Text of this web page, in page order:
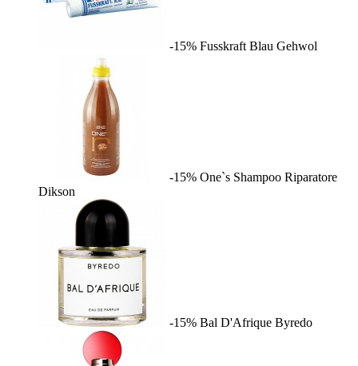
-15% Fusskraft Blau Gehwol
-15% One`s Shampoo Riparatore
Dikson
-15% Bal D'Afrique Byredo